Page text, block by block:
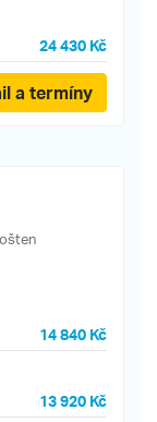
24 430 Kč
a termíny
14 840 Kč
13 920 Kč